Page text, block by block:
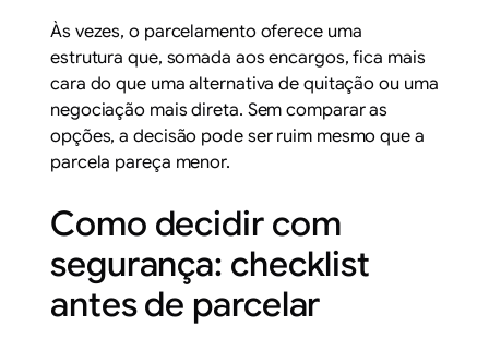
Às vezes, o parcelamento oferece uma
estrutura que, somada aos encargos, fica mais
cara do que uma alternativa de quitação ou uma
negociação mais direta. Sem comparar as
opções, a decisão pode ser ruim mesmo que a
parcela pareça menor.
Como decidir com
segurança: checklist
antes de parcelar